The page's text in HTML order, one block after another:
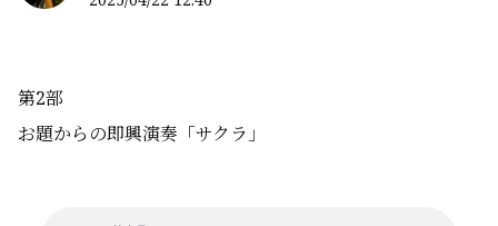
第2部
お題からの即興演奏「サクラ」